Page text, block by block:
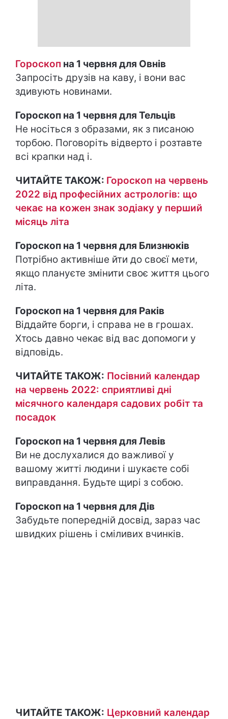
Гороскоп на 1 червня для Овнів
Запросіть друзів на каву, і вони вас
здивують новинами.
Гороскоп на 1 червня для Тельців
Не носіться з образами, як з писаною
торбою. Поговоріть відверто і розтавте
всі крапки над і.
ЧИТАЙТЕ ТАКОЖ: Гороскоп на червень
2022 від професійних астрологів: що
чекає на кожен знак зодіаку у перший
місяць літа
Гороскоп на 1 червня для Близнюків
Потрібно активніше йти до своєї мети,
якщо плануєте змінити своє життя цього
літа.
Гороскоп на 1 червня для Раків
Віддайте борги, і справа не в грошах.
Хтось давно чекає від вас допомоги у
відповідь.
ЧИТАЙТЕ ТАКОЖ: Посівний календар
на червень 2022: сприятливі дні
місячного календаря садових робіт та
посадок
Гороскоп на 1 червня для Левів
Ви не дослухалися до важливої у
вашому житті людини і шукаєте собі
виправдання. Будьте щирі з собою.
Гороскоп на 1 червня для Дів
Забудьте попередній досвід, зараз час
швидких рішень і сміливих вчинків.
ЧИТАЙТЕ ТАКОЖ: Церковний календар